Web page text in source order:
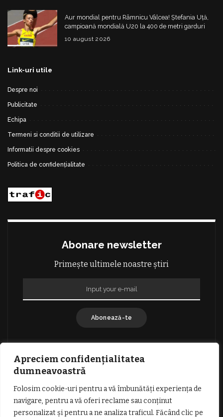
Apreciem confidențialitatea
dumneavoastră
Folosim cookie-uri pentru a vă îmbunătăți experiența de
navigare, pentru a vă oferi reclame sau conținut
personalizat și pentru a ne analiza traficul. Făcând clic pe
Aur mondial pentru Râmnicu Vâlcea! Ștefania Uță,
campioană mondială U20 la 400 de metri garduri
10 august 2026
Link-uri utile
Despre noi
Publicitate
Echipa
Termeni si conditii de utilizare
Informatii despre cookies
Politica de confidențialitate
Abonare newsletter
Primește ultimele noastre știri
Abonează-te
TERMENI SI CONDITII DE UTILIZARE
INFORMATII DESPRE COOKIES
DESPRE NOI